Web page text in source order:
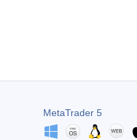
MetaTrader 5